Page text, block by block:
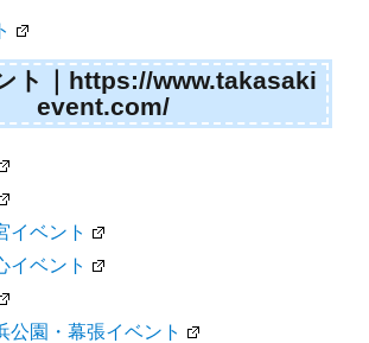
ト｜https://www.takasaki
event.com/
イベント
イベント
公園・幕張イベント